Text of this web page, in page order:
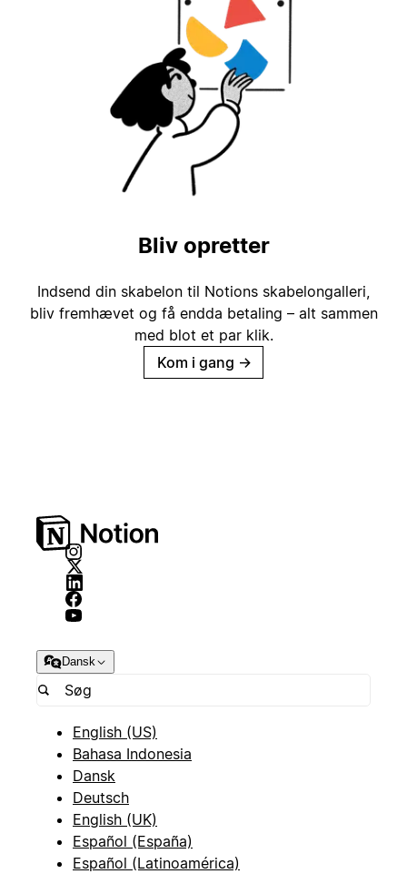
Bliv opretter
Indsend din skabelon til Notions skabelongalleri,
bliv fremhævet og få endda betaling – alt sammen
med blot et par klik.
Kom i gang →
Dansk
English (US)
Bahasa Indonesia
Dansk
Deutsch
English (UK)
Español (España)
Español (Latinoamérica)